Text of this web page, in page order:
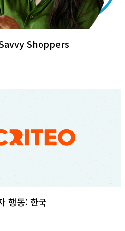
Shoppers
행동: 한국